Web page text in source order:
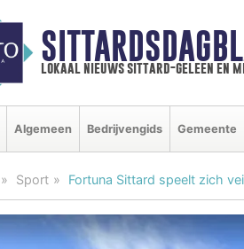
lokaal nieuws sittard-geleen en
Algemeen Bedrijvengids Gemeente
Sport Fortuna Sittard speelt zich